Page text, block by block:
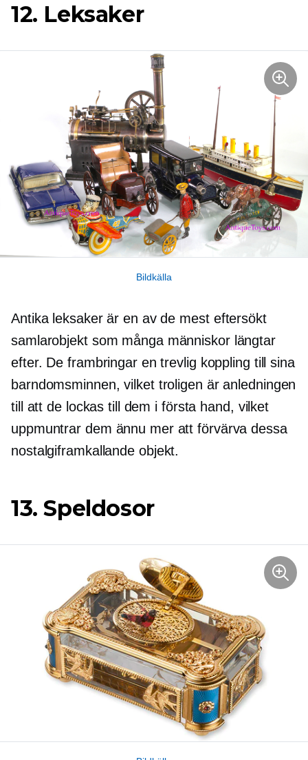
12. Leksaker
Bildkälla
Antika leksaker är en av de mest eftersökt
samlarobjekt som många människor längtar
efter. De frambringar en trevlig koppling till sina
barndomsminnen, vilket troligen är anledningen
till att de lockas till dem i första hand, vilket
uppmuntrar dem ännu mer att förvärva dessa
nostalgiframkallande objekt.
13. Speldosor